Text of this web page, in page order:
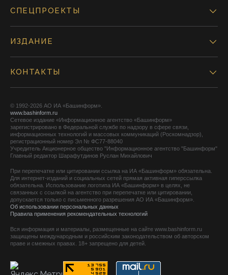
СПЕЦПРОЕКТЫ
ИЗДАНИЕ
КОНТАКТЫ
© 1992-2026 АО ИА «Башинформ».
www.bashinform.ru
Сетевое издание «Информационное агентство «Башинформ»
зарегистрировано в Федеральной службе по надзору в сфере связи,
информационных технологий и массовых коммуникаций (Роскомнадзор),
регистрационный номер Эл № ФС77-88040
Учредитель Акционерное общество "Информационное агентство "Башинформ"
Главный редактор Шарафутдинов Руслан Михайлович
При перепечатке или цитировании ссылка на ИА «Башинформ» обязательна.
Для интернет-изданий и социальных сетей прямая активная гиперссылка
обязательна. Использование логотипа ИА «Башинформ» в целях, не
связанных с ссылкой на агентство при перепечатке или цитировании,
допускается только с письменного разрешения АО ИА «Башинформ».
Об использовании персональных данных
Правила применения рекомендательных технологий
Вся информация и материалы, размещенные на сайте www.bashinform.ru
защищены международным и российским законодательством об авторском
праве и смежных правах. 18+ запрещено для детей.